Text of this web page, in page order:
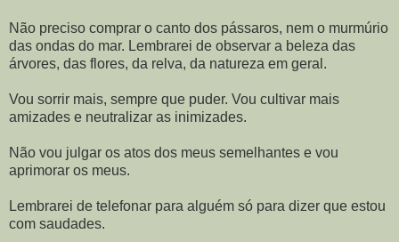
Não preciso comprar o canto dos pássaros, nem o murmúrio
das ondas do mar. Lembrarei de observar a beleza das
árvores, das flores, da relva, da natureza em geral.
Vou sorrir mais, sempre que puder. Vou cultivar mais
amizades e neutralizar as inimizades.
Não vou julgar os atos dos meus semelhantes e vou
aprimorar os meus.
Lembrarei de telefonar para alguém só para dizer que estou
com saudades.